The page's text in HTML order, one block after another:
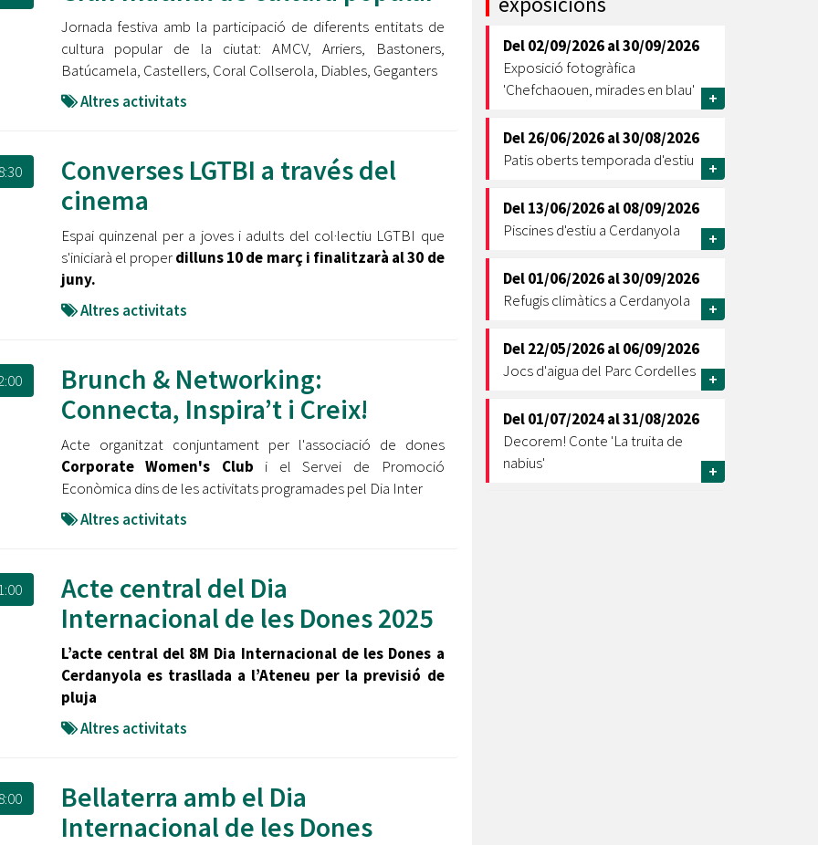
Ètica i Integritat
Retiment de Comptes
Dades Obertes
Catàleg de Serveis i Tràmits
jove 2026
Cerdanyola opta a més de 5 milions d'euros del Pla de
l'entorn de l'avinguda Catalunya
tret de sortida al festival
L’Ajuntament reparteix ulleres gratuïtes per veure
Entitats
Equipaments
Mercats Municipals
Webs Municipals
Jornada festiva amb la participació de diferents entitats de
cultura popular de la ciutat: AMCV, Arriers, Bastoners,
Batúcamela, Castellers, Coral Collserola, Diables, Geganters
Altres activitats
Converses LGTBI a través del
cinema
Espai quinzenal per a joves i adults del col·lectiu LGTBI que
s'iniciarà el properdilluns 10 de març i finalitzarà al 30 de
juny.
Altres activitats
Brunch & Networking:
Connecta, Inspira’t i Creix!
Acte organitzat conjuntament per l'associació de dones
Corporate Women's Club i el Servei de Promoció
Econòmica dins de les activitats programades pel Dia Inter
Altres activitats
Acte central del Dia
Internacional de les Dones 2025
L’acte central del 8M Dia Internacional de les Dones ​a
Cerdanyola es trasllada a l’Ateneu per la previsió de
pluja
Altres activitats
Bellaterra amb el Dia
Internacional de les Dones
Del02/09/2026al30/09/2026
Exposició fotogràfica
'Chefchaouen, mirades en blau'
+
Del26/06/2026al30/08/2026
Patis oberts temporada d'estiu
+
Del13/06/2026al08/09/2026
Piscines d'estiu a Cerdanyola
+
Del01/06/2026al30/09/2026
Refugis climàtics a Cerdanyola
+
Del22/05/2026al06/09/2026
Jocs d'aigua del Parc Cordelles
+
Del01/07/2024al31/08/2026
Decorem! Conte 'La truita de
nabius'
+